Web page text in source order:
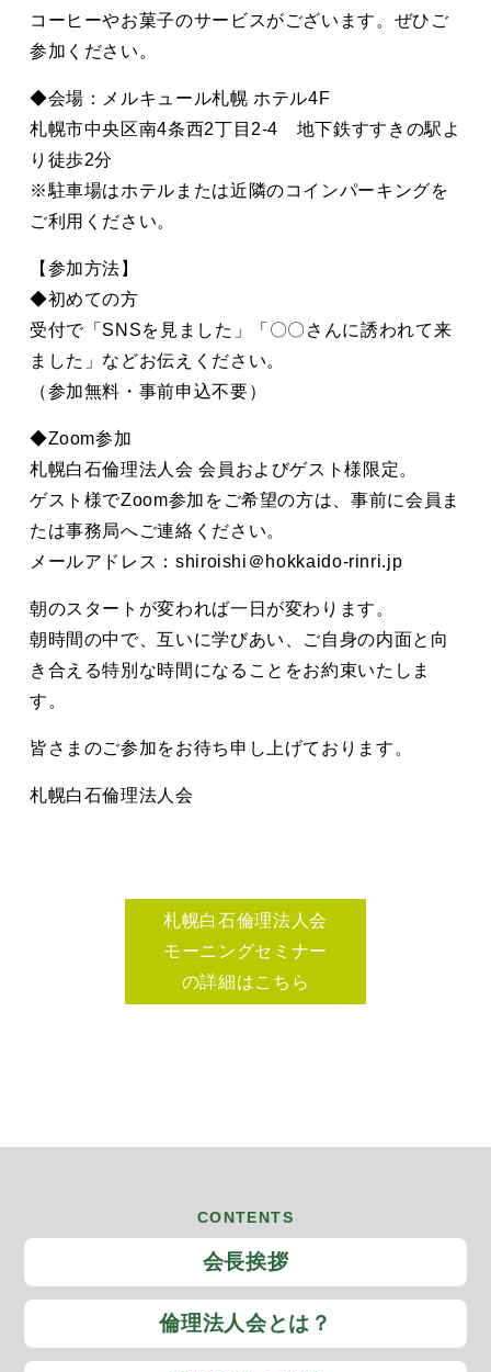
コーヒーやお菓子のサービスがございます。ぜひご
参加ください。
◆会場：メルキュール札幌 ホテル4F
札幌市中央区南4条西2丁目2-4 地下鉄すすきの駅よ
り徒歩2分
※駐車場はホテルまたは近隣のコインパーキングを
ご利用ください。
【参加方法】
◆初めての方
受付で「SNSを見ました」「〇〇さんに誘われて来
ました」などお伝えください。
（参加無料・事前申込不要）
◆Zoom参加
札幌白石倫理法人会 会員およびゲスト様限定。
ゲスト様でZoom参加をご希望の方は、事前に会員ま
たは事務局へご連絡ください。
メールアドレス：shiroishi＠hokkaido-rinri.jp
朝のスタートが変われば一日が変わります。
朝時間の中で、互いに学びあい、ご自身の内面と向
き合える特別な時間になることをお約束いたしま
す。
皆さまのご参加をお待ち申し上げております。
札幌白石倫理法人会
札幌白石倫理法人会
モーニングセミナー
の詳細はこちら
CONTENTS
会長挨拶
倫理法人会とは？